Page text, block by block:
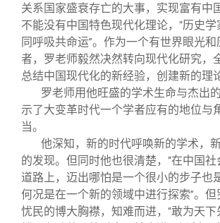
关系国家盛衰存亡的大事，实现富有中
不能没有中国特色现代化理论， “历史学
同呼吸共命运”。作为一个有世界眼光和
者，罗老师毅然决然转向现代化研究，
总结中国现代化的新经验，创建新的理
罗老师用他旺盛的学术生命与杰出
示了大变革时代一个学者应有的地位与
当。
他深知，新的时代呼唤新的学术，
的发现。但同时他也很清楚， “在中国社
道路上，迈出哪怕是一个很小的步子也
何况是在一个新的领域中进行探索”。但
忧民的博大胸襟，知难而进， “敢为天下